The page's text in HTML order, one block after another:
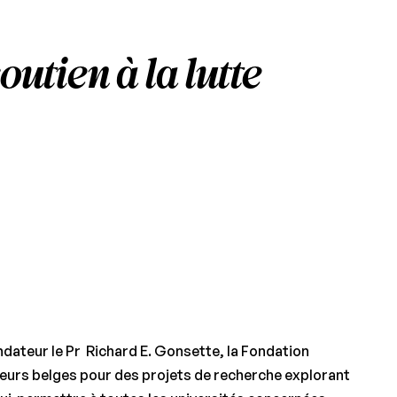
à la lutte
le Pr Richard E. Gonsette, la Fondation
belges pour des projets de recherche explorant